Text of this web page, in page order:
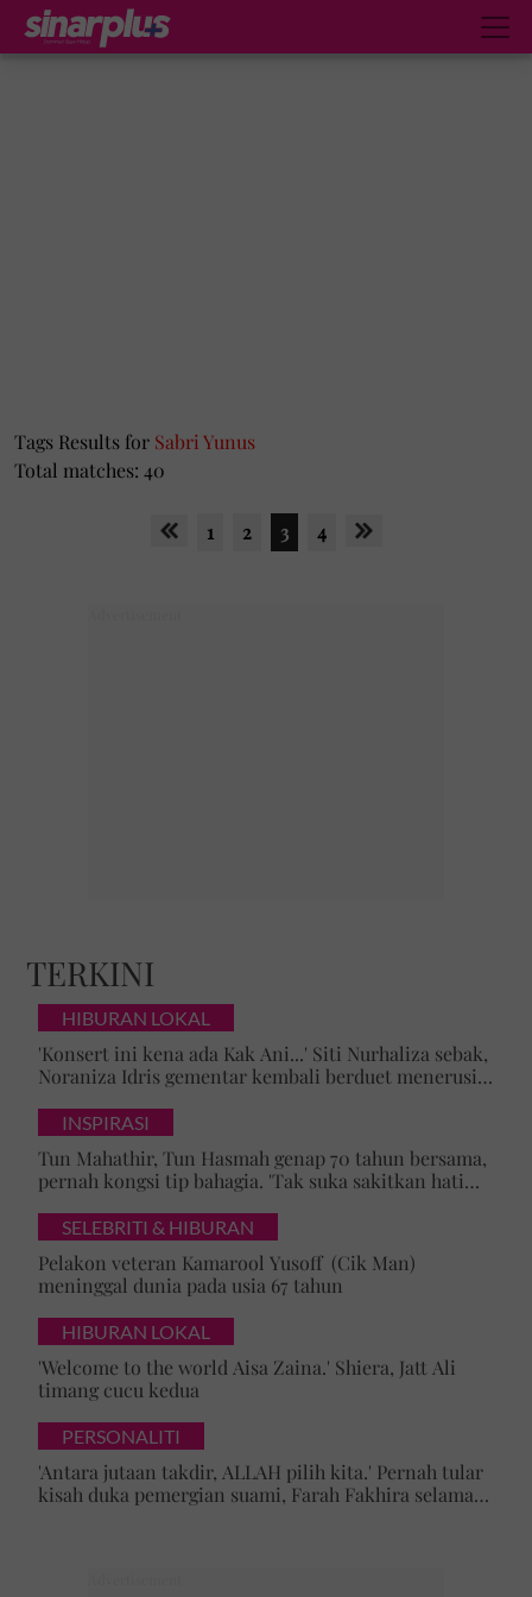
Tags Results for Sabri Yunus
Total matches: 40
1 2 3 4
TERKINI
HIBURAN LOKAL
'Konsert ini kena ada Kak Ani...' Siti Nurhaliza sebak,
Noraniza Idris gementar kembali berduet menerusi
INSPIRASI
Tun Mahathir, Tun Hasmah genap 70 tahun bersama,
pernah kongsi tip bahagia. 'Tak suka sakitkan hati
SELEBRITI & HIBURAN
Pelakon veteran Kamarool Yusoff (Cik Man)
meninggal dunia pada usia 67 tahun
HIBURAN LOKAL
'Welcome to the world Aisa Zaina.' Shiera, Jatt Ali
timang cucu kedua
PERSONALITI
'Antara jutaan takdir, ALLAH pilih kita.' Pernah tular
kisah duka pemergian suami, Farah Fakhira selamat